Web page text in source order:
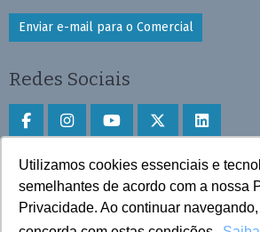
Utilizamos cookies essenciais e
semelhantes de acordo com a nossa
Privacidade. Ao continuar
Enviar e-mail para o Comercial
Redes Sociais
Faça download do aplicativo
Play Store e App Store